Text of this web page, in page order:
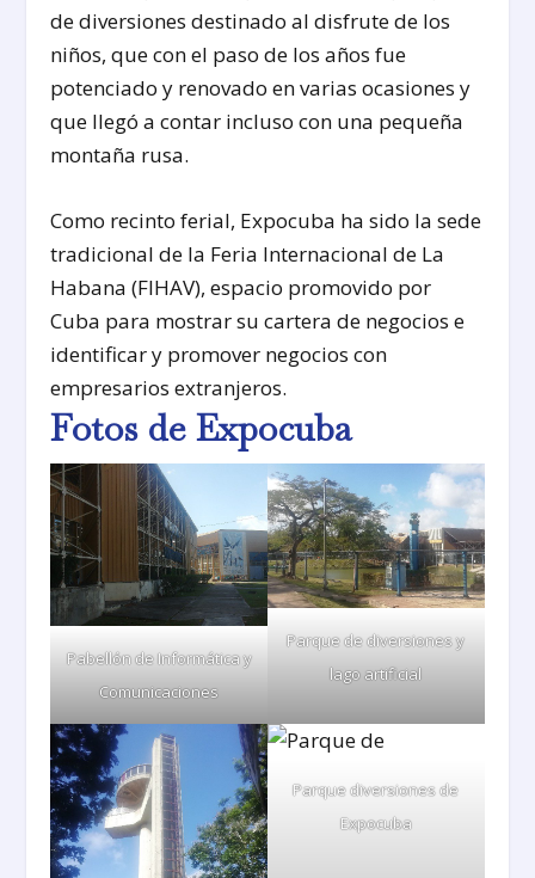
de diversiones destinado al disfrute de los
niños, que con el paso de los años fue
potenciado y renovado en varias ocasiones y
que llegó a contar incluso con una pequeña
montaña rusa.
Como recinto ferial, Expocuba ha sido la sede
tradicional de la Feria Internacional de La
Habana (FIHAV), espacio promovido por
Cuba para mostrar su cartera de negocios e
identificar y promover negocios con
empresarios extranjeros.
Fotos de Expocuba
Pabellón de Informática y
Comunicaciones
Parque de diversiones y
lago artificial
Parque diversiones de
Expocuba